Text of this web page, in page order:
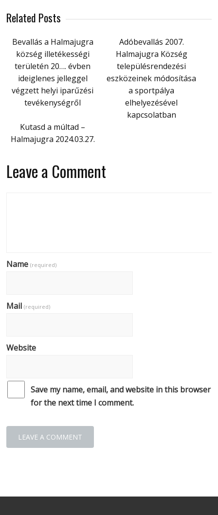
Related Posts
Bevallás a Halmajugra
község illetékességi
területén 20…. évben
ideiglenes jelleggel
végzett helyi iparűzési
tevékenységről
Adóbevallás 2007.
Halmajugra Község
településrendezési
eszközeinek módosítása
a sportpálya
elhelyezésével
kapcsolatban
Kutasd a múltad –
Halmajugra 2024.03.27.
Leave a Comment
Name(required)
Mail(required)
Website
Save my name, email, and website in this browser
for the next time I comment.